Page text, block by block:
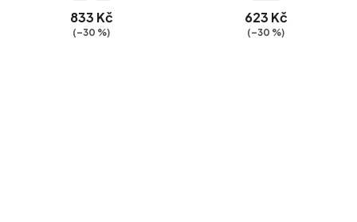
833 Kč
(–30 %)
623 Kč
(–30 %)